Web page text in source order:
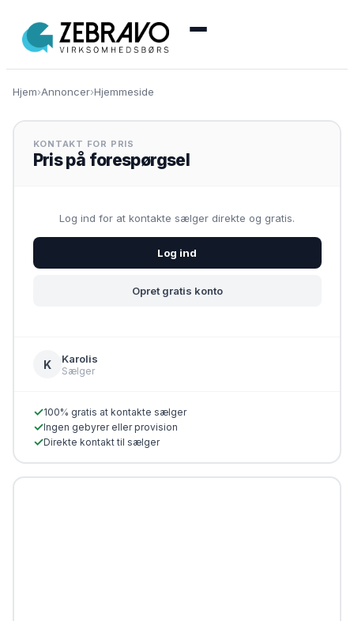
🏠 Se alle annoncer
Hjem›Annoncer›Hjemmeside
KONTAKT FOR PRIS
Pris på forespørgsel
Log ind for at kontakte sælger direkte og gratis.
Log ind
Opret gratis konto
K Karolis
Sælger
✓100% gratis at kontakte sælger
✓Ingen gebyrer eller provision
✓Direkte kontakt til sælger